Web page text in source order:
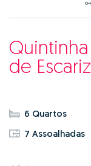
de
6 Quartos
7 Assoalhadas